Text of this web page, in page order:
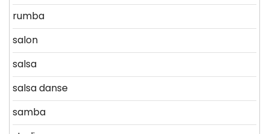
rumba
salon
salsa
salsa danse
samba